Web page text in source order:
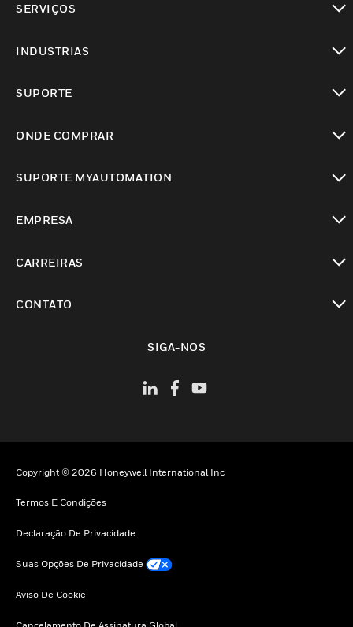
SERVIÇOS
INDUSTRIAS
SUPORTE
ONDE COMPRAR
SUPORTE MYAUTOMATION
EMPRESA
CARREIRAS
CONTATO
SIGA-NOS
Copyright © 2026 Honeywell International Inc
Termos E Condições
Declaração De Privacidade
Suas Opções De Privacidade
Aviso De Cookie